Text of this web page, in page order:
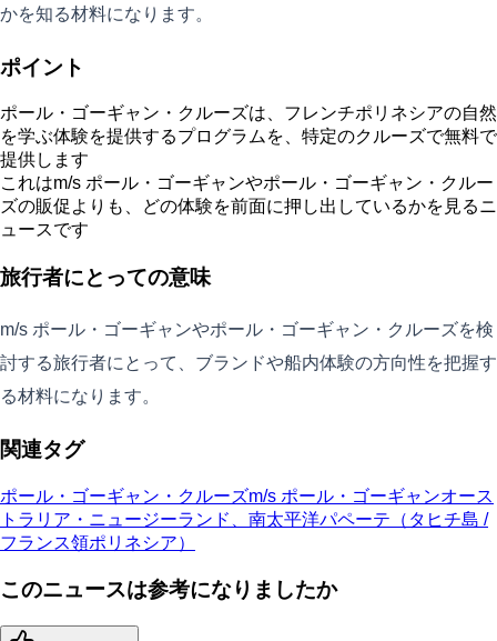
かを知る材料になります。
ポイント
ポール・ゴーギャン・クルーズは、フレンチポリネシアの自然
を学ぶ体験を提供するプログラムを、特定のクルーズで無料で
提供します
これはm/s ポール・ゴーギャンやポール・ゴーギャン・クルー
ズの販促よりも、どの体験を前面に押し出しているかを見るニ
ュースです
旅行者にとっての意味
m/s ポール・ゴーギャンやポール・ゴーギャン・クルーズを検
討する旅行者にとって、ブランドや船内体験の方向性を把握す
る材料になります。
関連タグ
ポール・ゴーギャン・クルーズm/s ポール・ゴーギャンオース
トラリア・ニュージーランド、南太平洋パペーテ（タヒチ島 /
フランス領ポリネシア）
このニュースは参考になりましたか